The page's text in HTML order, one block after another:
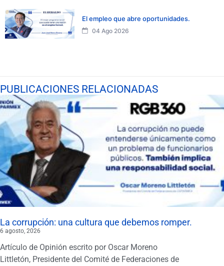
El empleo que abre oportunidades.
04 Ago 2026
PUBLICACIONES RELACIONADAS
La corrupción: una cultura que debemos romper.
6 agosto, 2026
Artículo de Opinión escrito por Oscar Moreno
Littletón, Presidente del Comité de Federaciones de